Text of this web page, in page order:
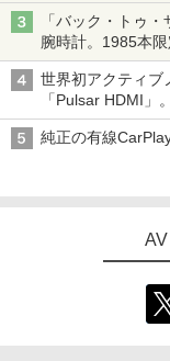
「バック・トゥ
腕時計。1985本限
世界初アクティブ
「Pulsar HDMI」
純正の有線